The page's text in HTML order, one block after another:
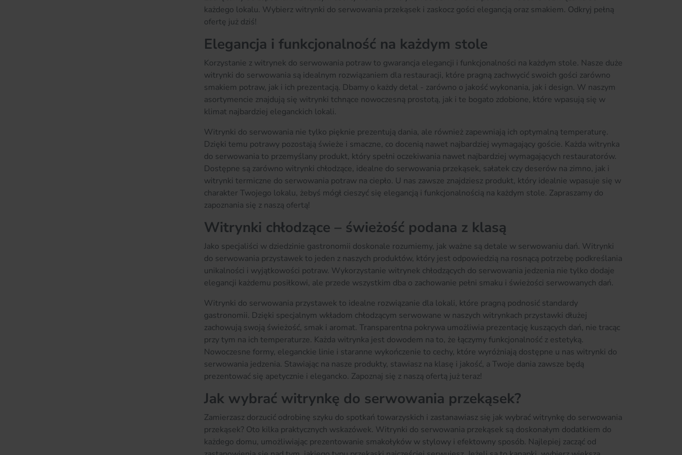
każdego lokalu. Wybierz witrynki do serwowania przekąsek i zaskocz gości elegancją oraz smakiem. Odkryj pełną
ofertę już dziś!
Elegancja i funkcjonalność na każdym stole
Korzystanie z witrynek do serwowania potraw to gwarancja elegancji i funkcjonalności na każdym stole. Nasze duże
witrynki do serwowania są idealnym rozwiązaniem dla restauracji, które pragną zachwycić swoich gości zarówno
smakiem potraw, jak i ich prezentacją. Dbamy o każdy detal - zarówno o jakość wykonania, jak i design. W naszym
asortymencie znajdują się witrynki tchnące nowoczesną prostotą, jak i te bogato zdobione, które wpasują się w
klimat najbardziej eleganckich lokali.
Witrynki do serwowania nie tylko pięknie prezentują dania, ale również zapewniają ich optymalną temperaturę.
Dzięki temu potrawy pozostają świeże i smaczne, co docenią nawet najbardziej wymagający goście. Każda witrynka
do serwowania to przemyślany produkt, który spełni oczekiwania nawet najbardziej wymagających restauratorów.
Dostępne są zarówno witrynki chłodzące, idealne do serwowania przekąsek, sałatek czy deserów na zimno, jak i
witrynki termiczne do serwowania potraw na ciepło. U nas zawsze znajdziesz produkt, który idealnie wpasuje się w
charakter Twojego lokalu, żebyś mógł cieszyć się elegancją i funkcjonalnością na każdym stole. Zapraszamy do
zapoznania się z naszą ofertą!
Witrynki chłodzące – świeżość podana z klasą
Jako specjaliści w dziedzinie gastronomii doskonale rozumiemy, jak ważne są detale w serwowaniu dań. Witrynki
do serwowania przystawek to jeden z naszych produktów, który jest odpowiedzią na rosnącą potrzebę podkreślania
unikalności i wyjątkowości potraw. Wykorzystanie witrynek chłodzących do serwowania jedzenia nie tylko dodaje
elegancji każdemu posiłkowi, ale przede wszystkim dba o zachowanie pełni smaku i świeżości serwowanych dań.
Witrynki do serwowania przystawek to idealne rozwiązanie dla lokali, które pragną podnosić standardy
gastronomii. Dzięki specjalnym wkładom chłodzącym serwowane w naszych witrynkach przystawki dłużej
zachowują swoją świeżość, smak i aromat. Transparentna pokrywa umożliwia prezentację kuszących dań, nie tracąc
przy tym na ich temperaturze. Każda witrynka jest dowodem na to, że łączymy funkcjonalność z estetyką.
Nowoczesne formy, eleganckie linie i staranne wykończenie to cechy, które wyróżniają dostępne u nas witrynki do
serwowania jedzenia. Stawiając na nasze produkty, stawiasz na klasę i jakość, a Twoje dania zawsze będą
prezentować się apetycznie i elegancko. Zapoznaj się z naszą ofertą już teraz!
Jak wybrać witrynkę do serwowania przekąsek?
Zamierzasz dorzucić odrobinę szyku do spotkań towarzyskich i zastanawiasz się jak wybrać witrynkę do serwowania
przekąsek? Oto kilka praktycznych wskazówek. Witrynki do serwowania przekąsek są doskonałym dodatkiem do
każdego domu, umożliwiając prezentowanie smakołyków w stylowy i efektowny sposób. Najlepiej zacząć od